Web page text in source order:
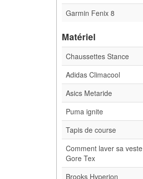
Garmin Fenix 8
Matériel
Chaussettes Stance
Adidas Climacool
Asics Metaride
Puma ignite
Tapis de course
Comment laver sa veste
Gore Tex
Brooks Hyperion